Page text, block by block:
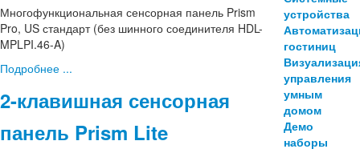
Многофункциональная сенсорная панель Prism
Pro, US стандарт (без шинного соединителя HDL-
MPLPI.46-A)
Подробнее ...
2-клавишная сенсорная
панель Prism Lite
устройства
гостиниц
управления
умным
домом
Демо
наборы